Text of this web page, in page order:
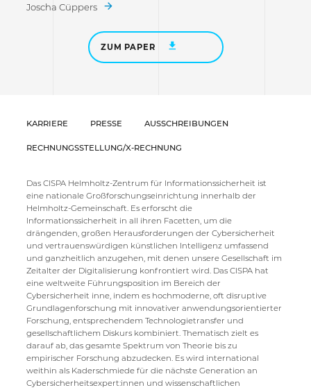
Joscha Cüppers
ZUM PAPER
KARRIERE PRESSE AUSSCHREIBUNGEN
RECHNUNGSSTELLUNG/X-RECHNUNG
Das CISPA Helmholtz-Zentrum für Informationssicherheit ist
eine nationale Großforschungseinrichtung innerhalb der
Helmholtz-Gemeinschaft. Es erforscht die
Informationssicherheit in all ihren Facetten, um die
drängenden, großen Herausforderungen der Cybersicherheit
und vertrauenswürdigen künstlichen Intelligenz umfassend
und ganzheitlich anzugehen, mit denen unsere Gesellschaft im
Zeitalter der Digitalisierung konfrontiert wird. Das CISPA hat
eine weltweite Führungsposition im Bereich der
Cybersicherheit inne, indem es hochmoderne, oft disruptive
Grundlagenforschung mit innovativer anwendungsorientierter
Forschung, entsprechendem Technologietransfer und
gesellschaftlichem Diskurs kombiniert. Thematisch zielt es
darauf ab, das gesamte Spektrum von Theorie bis zu
empirischer Forschung abzudecken. Es wird international
weithin als Kaderschmiede für die nächste Generation an
Cybersicherheitsexpert:innen und wissenschaftlichen